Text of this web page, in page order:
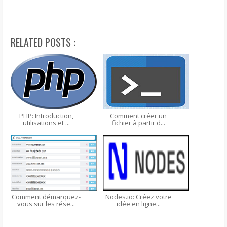
RELATED POSTS :
PHP: Introduction,
utilisations et ...
Comment créer un
fichier à partir d...
Comment démarquez-
vous sur les rése...
Nodes.io: Créez votre
idée en ligne...